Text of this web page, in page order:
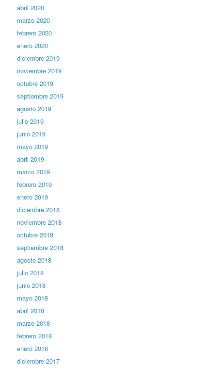
abril 2020
marzo 2020
febrero 2020
enero 2020
diciembre 2019
noviembre 2019
octubre 2019
septiembre 2019
agosto 2019
julio 2019
junio 2019
mayo 2019
abril 2019
marzo 2019
febrero 2019
enero 2019
diciembre 2018
noviembre 2018
octubre 2018
septiembre 2018
agosto 2018
julio 2018
junio 2018
mayo 2018
abril 2018
marzo 2018
febrero 2018
enero 2018
diciembre 2017